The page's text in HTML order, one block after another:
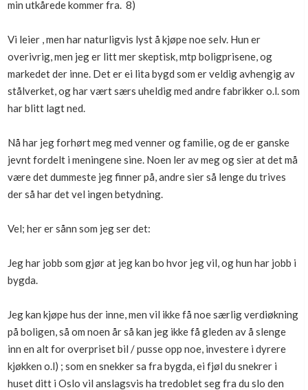
min utkårede kommer fra. 8)
Vi leier , men har naturligvis lyst å kjøpe noe selv. Hun er
overivrig, men jeg er litt mer skeptisk, mtp boligprisene, og
markedet der inne. Det er ei lita bygd som er veldig avhengig av
stålverket, og har vært særs uheldig med andre fabrikker o.l. som
har blitt lagt ned.
Nå har jeg forhørt meg med venner og familie, og de er ganske
jevnt fordelt i meningene sine. Noen ler av meg og sier at det må
være det dummeste jeg finner på, andre sier så lenge du trives
der så har det vel ingen betydning.
Vel; her er sånn som jeg ser det:
Jeg har jobb som gjør at jeg kan bo hvor jeg vil, og hun har jobb i
bygda.
Jeg kan kjøpe hus der inne, men vil ikke få noe særlig verdiøkning
på boligen, så om noen år så kan jeg ikke få gleden av å slenge
inn en alt for overpriset bil / pusse opp noe, investere i dyrere
kjøkken o.l) ; som en snekker sa fra bygda, ei fjøl du snekrer i
huset ditt i Oslo vil anslagsvis ha tredoblet seg fra du slo den